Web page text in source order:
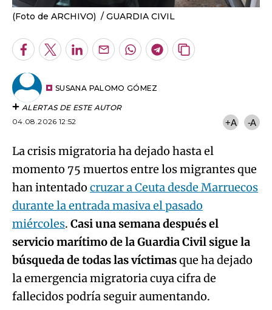
(Foto de ARCHIVO) GUARDIA CIVIL
Facebook
TwitterLinkedInEnviarWhatsapp
Telegram
Copiar
SUSANA PALOMO GÓMEZ
ALERTAS DE ESTE AUTOR
04.08.2026 12:52
+A -A
La crisis migratoria ha dejado hasta el
momento 75 muertos entre los migrantes que
han intentado cruzar a Ceuta desde Marruecos
durante la entrada masiva el pasado
miércoles. Casi una semana después el
servicio marítimo de la Guardia Civil sigue la
búsqueda de todas las víctimasque ha dejado
la emergencia migratoria cuya cifra de
fallecidos podría seguir aumentando.